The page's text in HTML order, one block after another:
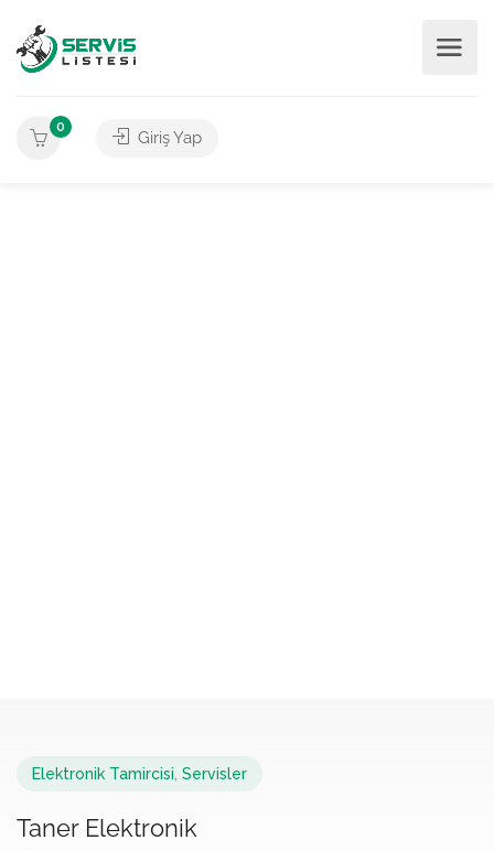
0
Giriş Yap
Elektronik Tamircisi Servisler
Taner Elektronik